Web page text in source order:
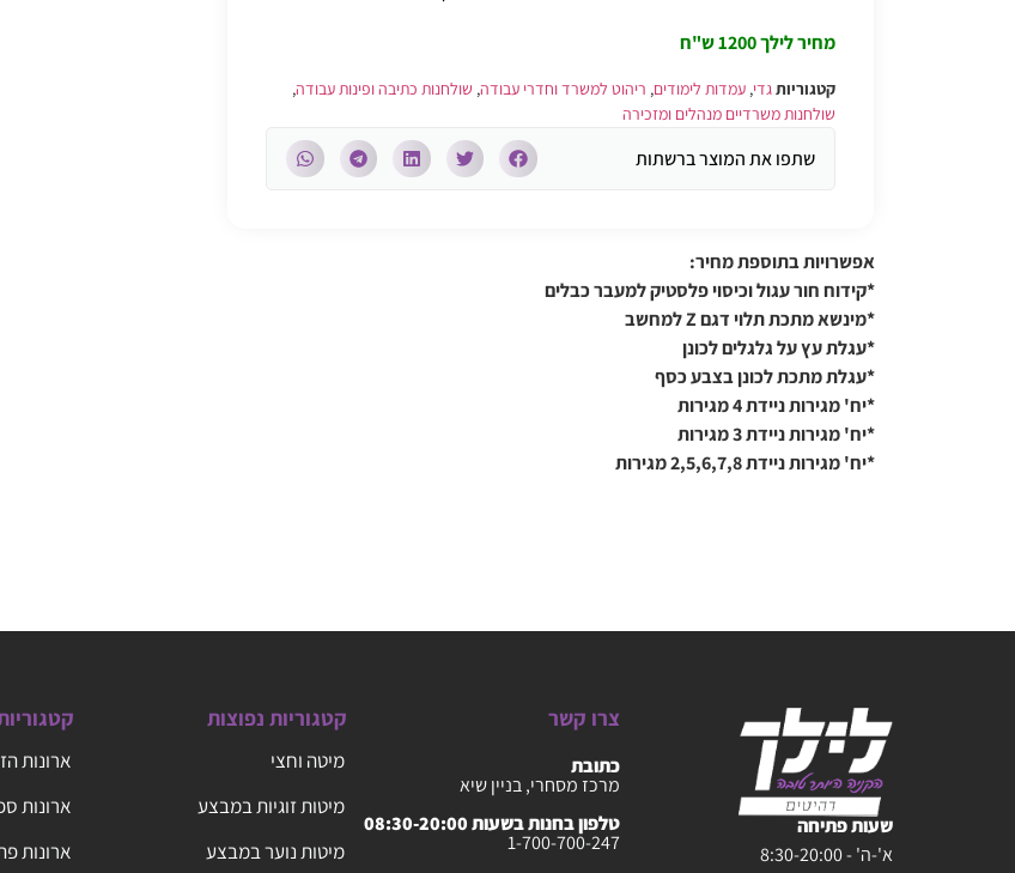
מחיר לילך 1200 ש"ח
קטגוריותגדי, עמדות לימודים, ריהוט למשרד וחדרי עבודה, שולחנות כתיבה ופינות עבודה,
שולחנות משרדיים מנהלים ומזכירה
שתפו את המוצר ברשתות
אפשרויות בתוספת מחיר:
*קידוח חור עגול וכיסוי פלסטיק למעבר כבלים
*מינשא מתכת תלוי דגם Z למחשב
*עגלת עץ על גלגלים לכונן
*עגלת מתכת לכונן בצבע כסף
*יח' מגירות ניידת 4 מגירות
*יח' מגירות ניידת 3 מגירות
*יח' מגירות ניידת 2,5,6,7,8 מגירות
שעות פתיחה
א'-ה' - 8:30-20:00
צרו קשר
כתובת
מרכז מסחרי, בניין שיא
טלפון בחנות בשעות 08:30-20:00
1-700-700-247
קטגוריות נפוצות
מיטה וחצי
מיטות זוגיות במבצע
מיטות נוער במבצע
ארונות
ארונות
ארונות